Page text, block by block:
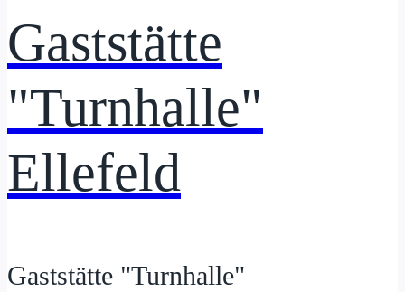
Gaststätte
"Turnhalle"
Ellefeld
Gaststätte "Turnhalle"